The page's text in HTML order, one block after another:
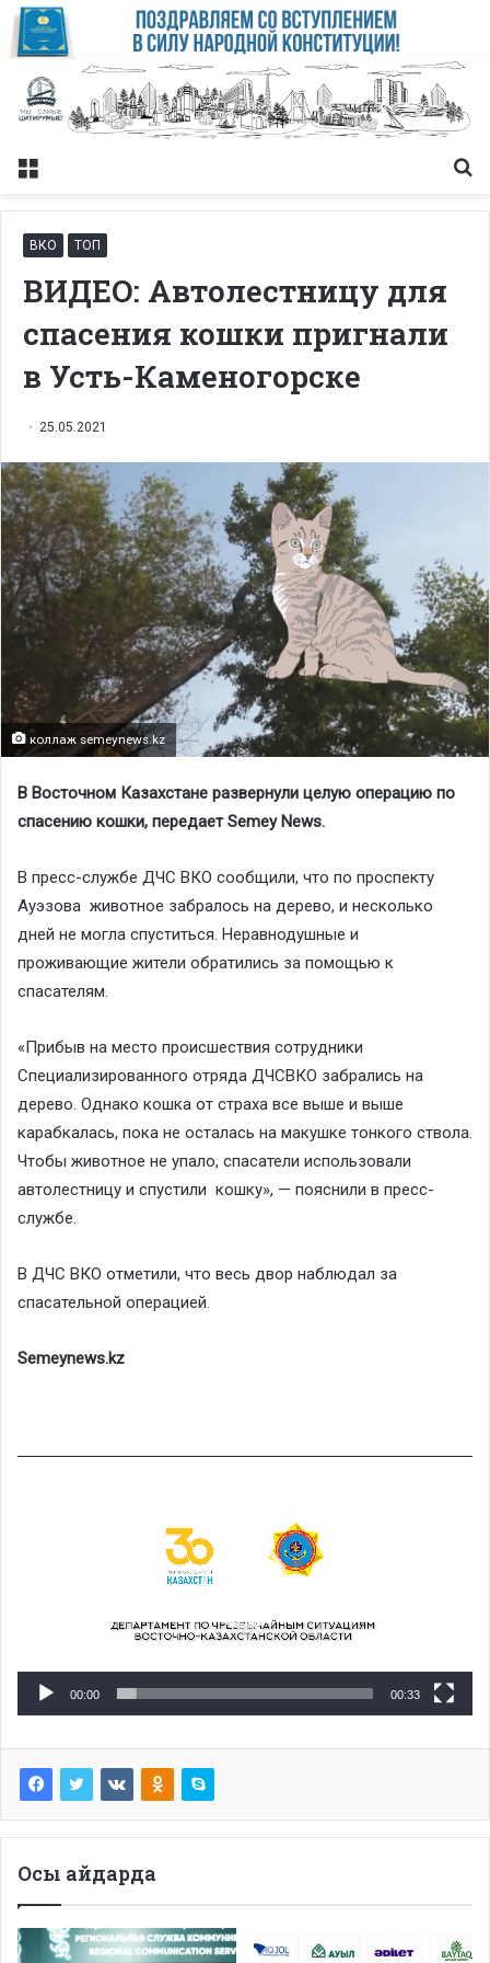
Меню
ВКО ТОП
ВИДЕО: Автолестницу для
спасения кошки пригнали
в Усть-Каменогорске
25.05.2021
коллаж semeynews.kz
В Восточном Казахстане развернули целую операцию по
спасению кошки, передает Semey News.
В пресс-службе ДЧС ВКО сообщили, что по проспекту
Ауэзова животное забралось на дерево, и несколько
дней не могла спуститься. Неравнодушные и
проживающие жители обратились за помощью к
спасателям.
«Прибыв на место происшествия сотрудники
Специализированного отряда ДЧСВКО забрались на
дерево. Однако кошка от страха все выше и выше
карабкалась, пока не осталась на макушке тонкого ствола.
Чтобы животное не упало, спасатели использовали
автолестницу и спустили кошку», — пояснили в пресс-
службе.
В ДЧС ВКО отметили, что весь двор наблюдал за
спасательной операцией.
Semeynews.kz
00:00 00:33
Осы айдарда